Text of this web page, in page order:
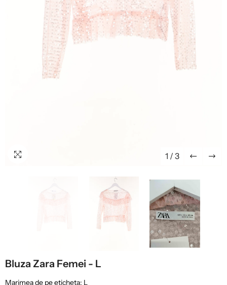
1 / 3
Bluza Zara Femei - L
Marimea de pe eticheta: L